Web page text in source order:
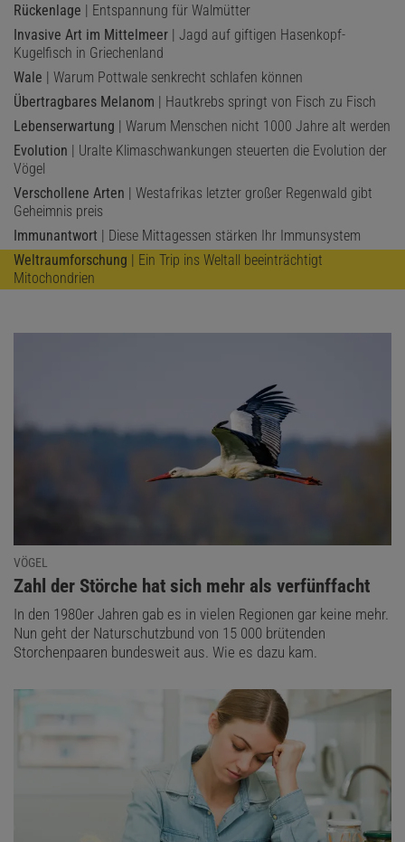
Rückenlage | Entspannung für Walmütter
Invasive Art im Mittelmeer | Jagd auf giftigen Hasenkopf-
Kugelfisch in Griechenland
Wale | Warum Pottwale senkrecht schlafen können
Übertragbares Melanom | Hautkrebs springt von Fisch zu Fisch
Lebenserwartung | Warum Menschen nicht 1000 Jahre alt werden
Evolution | Uralte Klimaschwankungen steuerten die Evolution der
Vögel
Verschollene Arten | Westafrikas letzter großer Regenwald gibt
Geheimnis preis
Immunantwort | Diese Mittagessen stärken Ihr Immunsystem
Weltraumforschung | Ein Trip ins Weltall beeinträchtigt
Mitochondrien
VÖGEL
:
Zahl der Störche hat sich mehr als verfünffacht
In den 1980er Jahren gab es in vielen Regionen gar keine mehr.
Nun geht der Naturschutzbund von 15 000 brütenden
Storchenpaaren bundesweit aus. Wie es dazu kam.